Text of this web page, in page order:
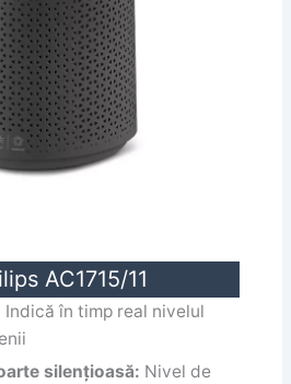
AC1715/11
Indică în timp real nivelul
silențioasă: Nivel de